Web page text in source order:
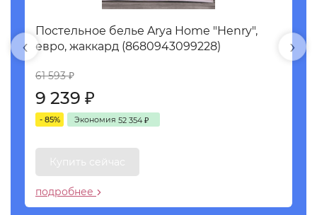
Постельное белье Arya Home "Henry",
евро, жаккард (8680943099228)
61 593₽
9 239 ₽
- 85% Экономия 52 354 ₽
Купить сейчас
подробнее
‹ ›